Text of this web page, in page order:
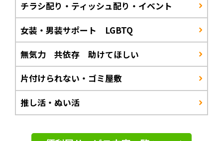
チラシ配り・ティッシュ配り・イベント
女装・男装サポート LGBTQ
無気力 共依存 助けてほしい
片付けられない・ゴミ屋敷
推し活・ぬい活